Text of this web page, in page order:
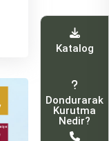
Katalog
Dondurarak
Kurutma
Nedir?